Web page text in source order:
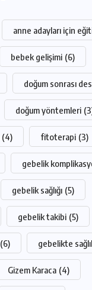
anne adayları için
bebek gelişimi (6)
doğum sonrası
doğum yöntemleri
(4) fitoterapi (3)
gebelik
gebelik sağlığı (5)
gebelik takibi (5)
(6) gebelikte
Gizem Karaca (4)